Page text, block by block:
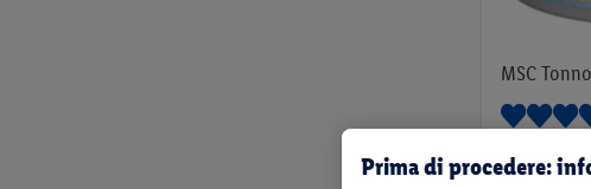
MSC
Prima di procedere: